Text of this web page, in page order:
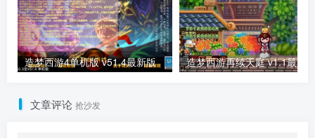
造梦西游4单机版 v51.4最新版 造梦西游再续天庭 v1.1最新
文章评论 抢沙发